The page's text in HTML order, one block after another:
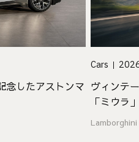
念したアストンマ
Cars
ヴィンテ
「ミウラ
Lamborghini